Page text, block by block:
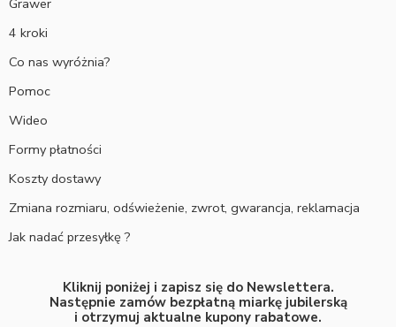
4 kroki
Co nas wyróżnia?
Pomoc
Wideo
Formy płatności
Koszty dostawy
Zmiana rozmiaru, odświeżenie, zwrot, gwarancja, reklamacja
Jak nadać przesyłkę ?
Kliknij poniżej i zapisz się do Newslettera.
Następnie zamów bezpłatną miarkę jubilerską
i otrzymuj aktualne kupony rabatowe.